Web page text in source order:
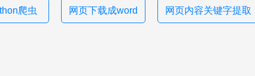
爬虫 网页下载成word 网页内容关键字提取